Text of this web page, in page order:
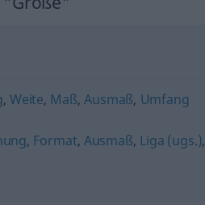
, Weite, Maß,Ausmaß, Umfang
, Format, Ausmaß, Liga (ugs.),